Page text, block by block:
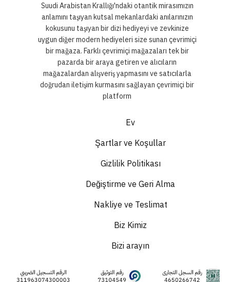
Suudi Arabistan Krallığı'ndaki otantik mirasımızın
anlamını taşıyan kutsal mekanlardaki anılarınızın
kokusunu taşıyan bir dizi hediyeyi ve zevkinize
uygun diğer modern hediyeleri size sunan çevrimiçi
bir mağaza. Farklı çevrimiçi mağazaları tek bir
pazarda bir araya getiren ve alıcıların
mağazalardan alışveriş yapmasını ve satıcılarla
doğrudan iletişim kurmasını sağlayan çevrimiçi bir
platform
Ev
Şartlar ve Koşullar
Gizlilik Politikası
Değiştirme ve Geri Alma
Nakliye ve Teslimat
Biz Kimiz
Bizi arayın